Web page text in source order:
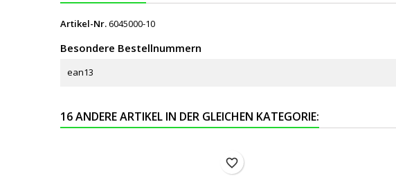
Artikel-Nr.6045000-10
Besondere Bestellnummern
ean13
16 ANDERE ARTIKEL IN DER GLEICHEN KATEGORIE:
favorite_border